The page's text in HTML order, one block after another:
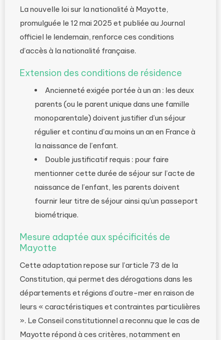
La nouvelle loi sur la nationalité à Mayotte,
promulguée le 12 mai 2025 et publiée au Journal
officiel le lendemain, renforce ces conditions
d’accès à la nationalité française.
Extension des conditions de résidence
Ancienneté exigée portée à un an : les deux
parents (ou le parent unique dans une famille
monoparentale) doivent justifier d’un séjour
régulier et continu d’au moins un an en France à
la naissance de l’enfant.
Double justificatif requis : pour faire
mentionner cette durée de séjour sur l’acte de
naissance de l’enfant, les parents doivent
fournir leur titre de séjour ainsi qu’un passeport
biométrique.
Mesure adaptée aux spécificités de
Mayotte
Cette adaptation repose sur l’article 73 de la
Constitution, qui permet des dérogations dans les
départements et régions d’outre-mer en raison de
leurs « caractéristiques et contraintes particulières
». Le Conseil constitutionnel a reconnu que le cas de
Mayotte répond à ces critères, notamment en